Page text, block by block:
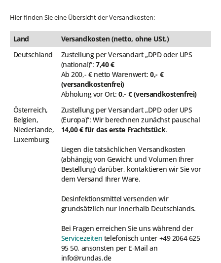
Hier finden Sie eine Übersicht der Versandkosten:
Land
Versandkosten (netto, ohne USt.)
Deutschland
Zustellung per Versandart „DPD oder UPS
(national)”:7,40 €
Ab 200,- € netto Warenwert:0,- €
(versandkostenfrei)
Abholung vor Ort:0,- € (versandkostenfrei)
Österreich,
Belgien,
Niederlande,
Luxemburg
Zustellung per Versandart „DPD oder UPS
(Europa)”: Wir berechnen zunächst pauschal
14,00 € für das erste Frachtstück.
Liegen die tatsächlichen Versandkosten
(abhängig von Gewicht und Volumen Ihrer
Bestellung) darüber, kontaktieren wir Sie vor
dem Versand Ihrer Ware.
Desinfektionsmittel versenden wir
grundsätzlich nur innerhalb Deutschlands.
Bei Fragen erreichen Sie uns während der
Servicezeiten telefonisch unter +49 2064 625
95 50, ansonsten per E‑Mail an
info@rundas.de